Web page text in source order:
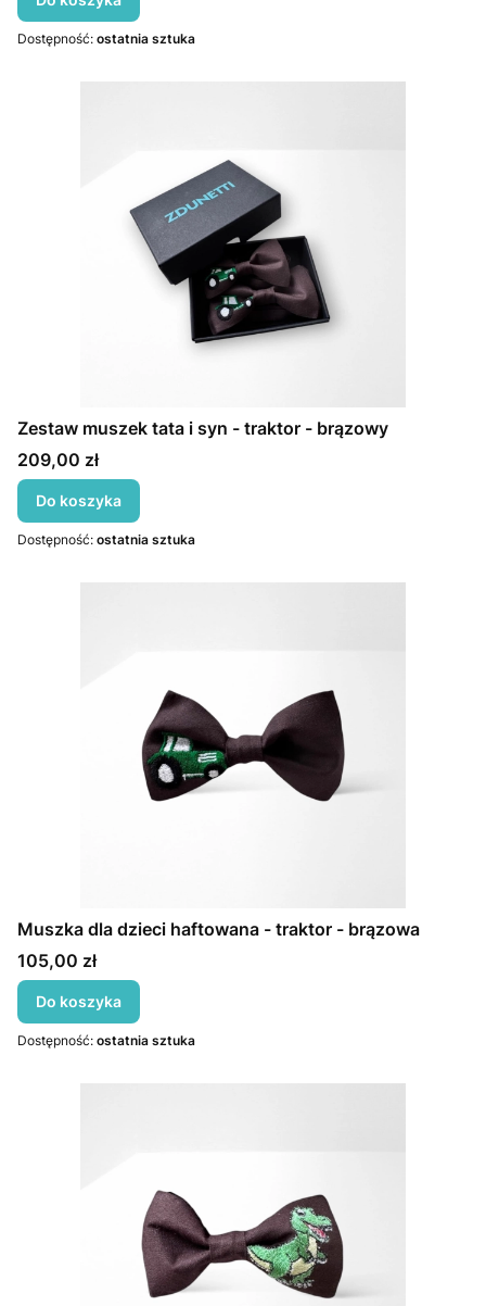
Dostępność: ostatnia sztuka
Zestaw muszek tata i syn - traktor - brązowy
Cena
209,00 zł
Do koszyka
Dostępność: ostatnia sztuka
Muszka dla dzieci haftowana - traktor - brązowa
Cena
105,00 zł
Do koszyka
Dostępność: ostatnia sztuka